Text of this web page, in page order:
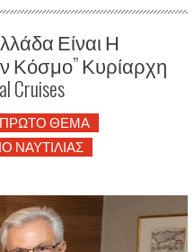
Είναι Η
Κόσμο” Κυρίαρχη
Cruises
ΠΡΩΤΟ ΘΕΜΑ
ΝΑΥΤΙΛΙΑΣ